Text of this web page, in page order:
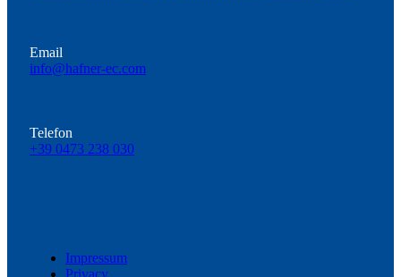
Email
info@hafner-ec.com
Telefon
+39 0473 238 030
Impressum
Privacy